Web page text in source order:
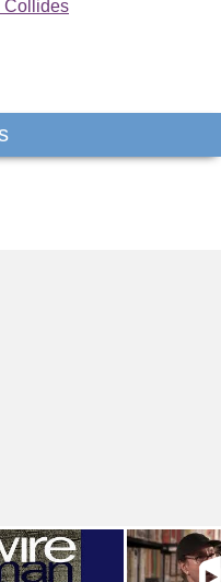
Collides